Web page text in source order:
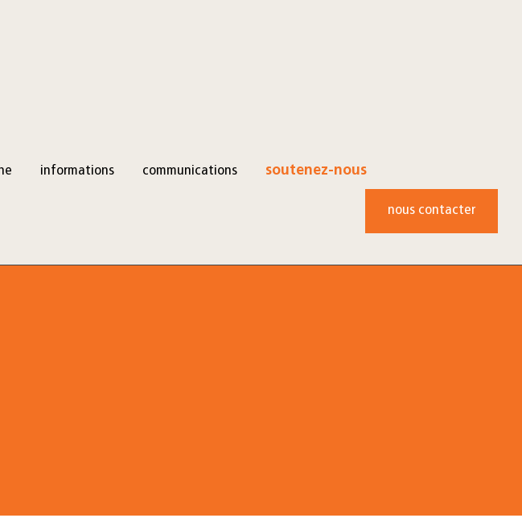
informations communications soutenez-nous
nous contacter